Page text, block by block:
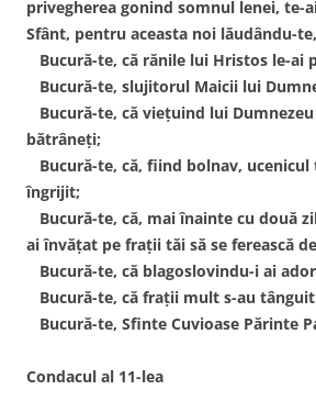
privegherea gonind somnul lenei, te-
Sfânt, pentru aceasta noi lăudându-
Bucură-te, că rănile lui Hristos le-ai
Bucură-te, slujitorul Maicii lui
Bucură-te, că vieţuind lui
bătrâneţi;
Bucură-te, că, fiind bolnav, ucenicul
îngrijit;
Bucură-te, că, mai înainte cu două
ai învăţat pe fraţii tăi să se ferească
Bucură-te, că blagoslovindu-i ai
Bucură-te, că fraţii mult s-au
Bucură-te, Sfinte Cuvioase Părinte
Condacul al 11-lea